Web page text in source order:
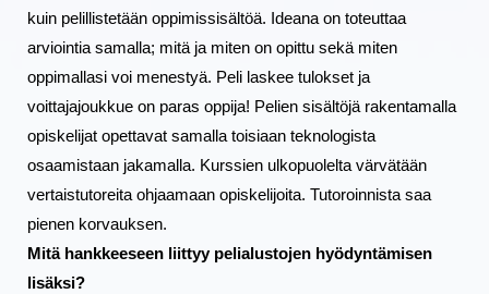
kuin pelillistetään oppimissisältöä. Ideana on toteuttaa
arviointia samalla; mitä ja miten on opittu sekä miten
oppimallasi voi menestyä. Peli laskee tulokset ja
voittajajoukkue on paras oppija! Pelien sisältöjä rakentamalla
opiskelijat opettavat samalla toisiaan teknologista
osaamistaan jakamalla. Kurssien ulkopuolelta värvätään
vertaistutoreita ohjaamaan opiskelijoita. Tutoroinnista saa
pienen korvauksen.
Mitä hankkeeseen liittyy pelialustojen hyödyntämisen
lisäksi?